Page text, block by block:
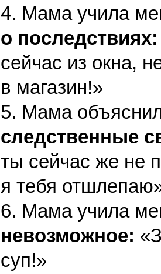
4. Мама учила
о последствиях:
сейчас из окна,
в магазин!»
5. Мама
следственные
ты сейчас же не
я тебя
6. Мама учила
невозможное:
суп!»